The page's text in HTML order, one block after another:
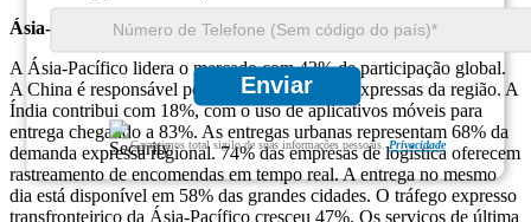
Enviar
Garantimos total sigilo de suas informações pessoais.Privacidade
Ásia-Pacífico
A Ásia-Pacífico lidera o mercado com 42% de participação global.
A China é responsável por 55% das remessas expressas da região. A
Índia contribui com 18%, com o uso de aplicativos móveis para
entrega chegando a 83%. As entregas urbanas representam 68% da
demanda expressa regional. 74% das empresas de logística oferecem
rastreamento de encomendas em tempo real. A entrega no mesmo
dia está disponível em 58% das grandes cidades. O tráfego expresso
transfronteiriço da Ásia-Pacífico cresceu 47%. Os serviços de última